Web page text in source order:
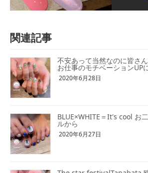
関連記事
不安あって当然なのに皆さ
お仕事のモチベーションUP
2020年6月28日
BLUE×WHITE＝It's cool お
ルから
2020年6月27日